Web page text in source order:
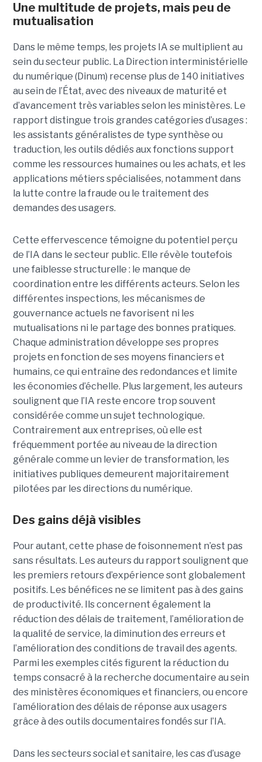
Une multitude de projets, mais peu de
mutualisation
Dans le même temps, les projets IA se multiplient au
sein du secteur public. La Direction interministérielle
du numérique (Dinum) recense plus de 140 initiatives
au sein de l’État, avec des niveaux de maturité et
d’avancement très variables selon les ministères. Le
rapport distingue trois grandes catégories d’usages :
les assistants généralistes de type synthèse ou
traduction, les outils dédiés aux fonctions support
comme les ressources humaines ou les achats, et les
applications métiers spécialisées, notamment dans
la lutte contre la fraude ou le traitement des
demandes des usagers.
Cette effervescence témoigne du potentiel perçu
de l’IA dans le secteur public. Elle révèle toutefois
une faiblesse structurelle : le manque de
coordination entre les différents acteurs. Selon les
différentes inspections, les mécanismes de
gouvernance actuels ne favorisent ni les
mutualisations ni le partage des bonnes pratiques.
Chaque administration développe ses propres
projets en fonction de ses moyens financiers et
humains, ce qui entraîne des redondances et limite
les économies d’échelle. Plus largement, les auteurs
soulignent que l’IA reste encore trop souvent
considérée comme un sujet technologique.
Contrairement aux entreprises, où elle est
fréquemment portée au niveau de la direction
générale comme un levier de transformation, les
initiatives publiques demeurent majoritairement
pilotées par les directions du numérique.
Des gains déjà visibles
Pour autant, cette phase de foisonnement n’est pas
sans résultats. Les auteurs du rapport soulignent que
les premiers retours d’expérience sont globalement
positifs. Les bénéfices ne se limitent pas à des gains
de productivité. Ils concernent également la
réduction des délais de traitement, l’amélioration de
la qualité de service, la diminution des erreurs et
l’amélioration des conditions de travail des agents.
Parmi les exemples cités figurent la réduction du
temps consacré à la recherche documentaire au sein
des ministères économiques et financiers, ou encore
l’amélioration des délais de réponse aux usagers
grâce à des outils documentaires fondés sur l’IA.
Dans les secteurs social et sanitaire, les cas d’usage